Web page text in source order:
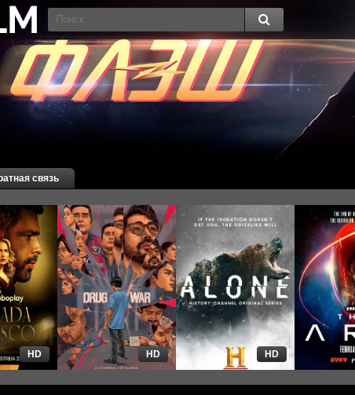
связь
HD HD HD